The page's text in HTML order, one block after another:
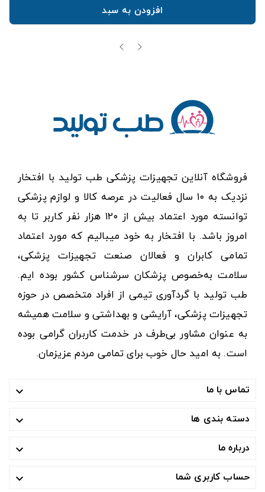
افزودن به سبد
فروشگاه آنلاین تجهیزات پزشکی طب تولید با افتخار
نزدیک به ۱۰ سال فعالیت در عرصه کالا و لوازم پزشکی
توانسته مورد اعتماد بیش از ۱۲۰ هزار نفر کاربر تا به
امروز باشد. با افتخار به خود میبالیم که مورد اعتماد
تمامی کابران و فعالان صنعت تجهیزات پزشکی،
سلامت به‌خصوص پزشکان سرشناس کشور بوده ایم.
طب تولید با گردآوری تیمی از افراد متخصص در حوزه
تجهیزات پزشکی، آرایشی و بهداشتی و سلامت همیشه
به عنوان مشاور بی‌طرف در خدمت کاربران گرامی بوده
است. به امید حال خوب برای تمامی مردم عزیزمان.
تماس با ما 
دسته بندی ها 
درباره ما 
حساب کاربری شما 